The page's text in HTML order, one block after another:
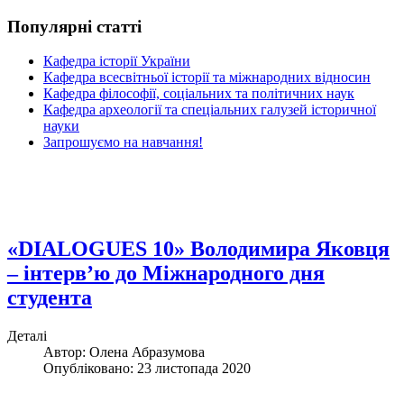
Популярні статті
Кафедра історії України
Кафедра всесвітньої історії та міжнародних відносин
Кафедра філософії, соціальних та політичних наук
Кафедра археології та спеціальних галузей історичної
науки
Запрошуємо на навчання!
«DIALOGUES 10» Володимира Яковця
– інтерв’ю до Міжнародного дня
студента
Деталі
Автор: Олена Абразумова
Опубліковано: 23 листопада 2020